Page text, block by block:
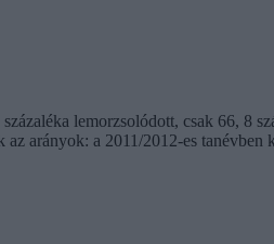
lemorzsolódott, csak 66, 8
arányok: a 2011/2012-es